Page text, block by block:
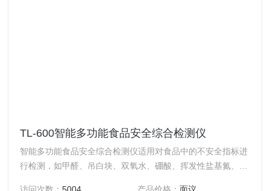
TL-600智能多功能食品安全综合检测仪
智能多功能食品安全综合检测仪适用对食品中的不安全指标进
行检测，如甲醛、吊白块、双氧水、硼酸、挥发性盐基氮、亚